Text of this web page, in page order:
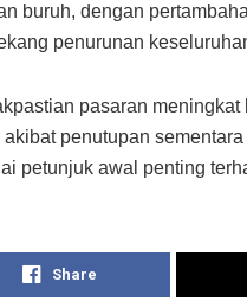
buruh, dengan
penurunan
pasaran
akibat penutupan
petunjuk awal penting
Share